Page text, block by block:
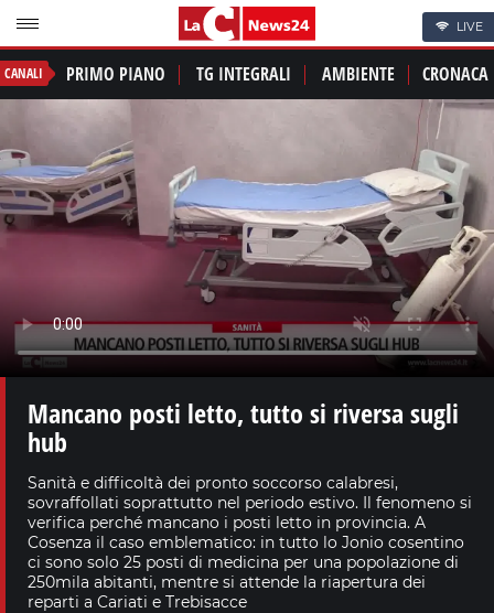
LIVE
CANALI PRIMO PIANO TG INTEGRALI AMBIENTE CRONACA
Mancano posti letto, tutto si riversa sugli
hub
Sanità e difficoltà dei pronto soccorso calabresi,
sovraffollati soprattutto nel periodo estivo. Il fenomeno si
verifica perché mancano i posti letto in provincia. A
Cosenza il caso emblematico: in tutto lo Jonio cosentino
ci sono solo 25 posti di medicina per una popolazione di
250mila abitanti, mentre si attende la riapertura dei
reparti a Cariati e Trebisacce